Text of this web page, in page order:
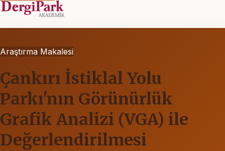
Araştırma Makalesi
Çankırı İstiklal Yolu
Parkı'nın Görünürlük
Grafik Analizi (VGA) ile
Değerlendirilmesi